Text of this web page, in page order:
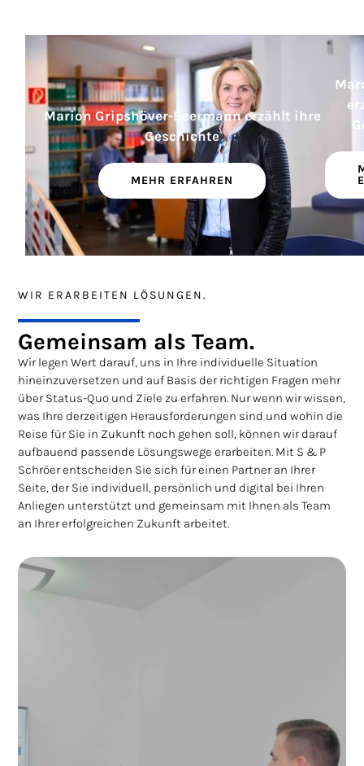
Marion Gripshöver-Beermann erzählt ihre
Geschichte
MEHR ERFAHREN
WIR ERARBEITEN LÖSUNGEN.
Gemeinsam als Team.
Wir legen Wert darauf, uns in Ihre individuelle Situation
hineinzuversetzen und auf Basis der richtigen Fragen mehr
über Status-Quo und Ziele zu erfahren. Nur wenn wir wissen,
was Ihre derzeitigen Herausforderungen sind und wohin die
Reise für Sie in Zukunft noch gehen soll, können wir darauf
aufbauend passende Lösungswege erarbeiten. Mit S & P
Schröer entscheiden Sie sich für einen Partner an Ihrer
Seite, der Sie individuell, persönlich und digital bei Ihren
Anliegen unterstützt und gemeinsam mit Ihnen als Team
an Ihrer erfolgreichen Zukunft arbeitet.